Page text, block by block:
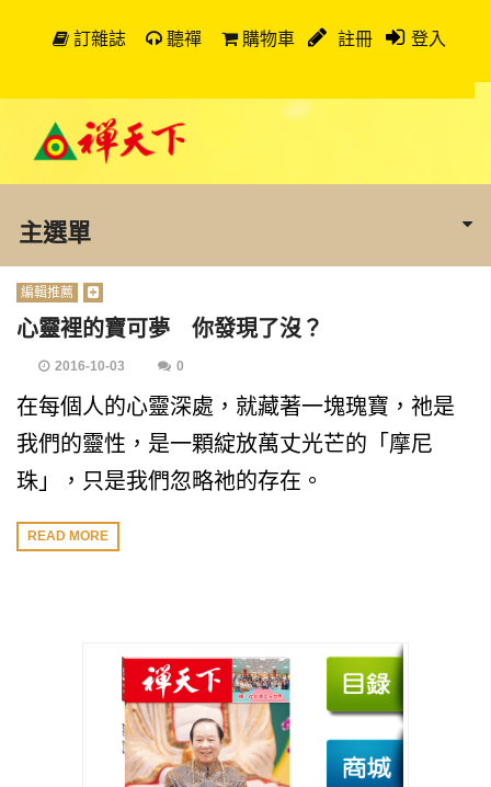
訂雜誌 聽禪 購物車 註冊 登入
主選單
編輯推薦
心靈裡的寶可夢 你發現了沒？
2016-10-03 0
在每個人的心靈深處，就藏著一塊瑰寶，祂是
我們的靈性，是一顆綻放萬丈光芒的「摩尼
珠」，只是我們忽略祂的存在。
READ MORE